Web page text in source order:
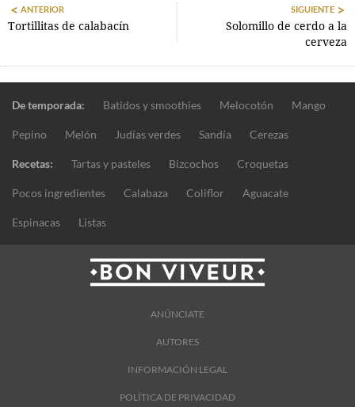
ANTERIOR
Tortillitas de calabacín
SIGUIENTE
Solomillo de cerdo a la
cerveza
De temporada: Batidos y smoothies Melocotón Mango
Pepino Melón Judías verdes Sandía Cerezas
Recetas: Tartas y pasteles Bizcochos Croquetas
Pocos ingredientes Calabaza Coliflor Aguacate
Espinacas Listas
ANÚNCIATE
AUTORES
INFORMACIÓN LEGAL
POLÍTICA DE PRIVACIDAD